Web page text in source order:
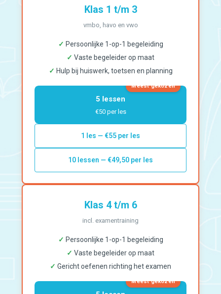
Klas 1 t/m 3
vmbo, havo en vwo
✓ Persoonlijke 1-op-1 begeleiding
✓ Vaste begeleider op maat
✓ Hulp bij huiswerk, toetsen en planning
Meest gekozen
5 lessen
€50 per les
1 les — €55 per les
10 lessen — €49,50 per les
Klas 4 t/m 6
incl. examentraining
✓ Persoonlijke 1-op-1 begeleiding
✓ Vaste begeleider op maat
✓ Gericht oefenen richting het examen
Meest gekozen